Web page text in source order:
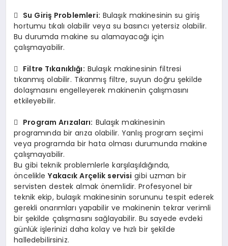
 Su Giriş Problemleri: Bulaşık makinesinin su giriş
hortumu tıkalı olabilir veya su basıncı yetersiz olabilir.
Bu durumda makine su alamayacağı için
çalışmayabilir.
 Filtre Tıkanıklığı: Bulaşık makinesinin filtresi
tıkanmış olabilir. Tıkanmış filtre, suyun doğru şekilde
dolaşmasını engelleyerek makinenin çalışmasını
etkileyebilir.
 Program Arızaları: Bulaşık makinesinin
programında bir arıza olabilir. Yanlış program seçimi
veya programda bir hata olması durumunda makine
çalışmayabilir.
Bu gibi teknik problemlerle karşılaşıldığında,
öncelikleYakacık Arçelik servisi gibi uzman bir
servisten destek almak önemlidir. Profesyonel bir
teknik ekip, bulaşık makinesinin sorununu tespit ederek
gerekli onarımları yapabilir ve makinenin tekrar verimli
bir şekilde çalışmasını sağlayabilir. Bu sayede evdeki
günlük işlerinizi daha kolay ve hızlı bir şekilde
halledebilirsiniz.